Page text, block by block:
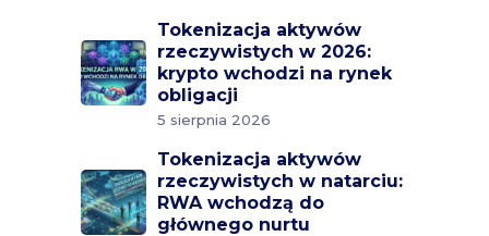
Tokenizacja aktywów
rzeczywistych w 2026:
krypto wchodzi na rynek
obligacji
5 sierpnia 2026
Tokenizacja aktywów
rzeczywistych w natarciu:
RWA wchodzą do
głównego nurtu